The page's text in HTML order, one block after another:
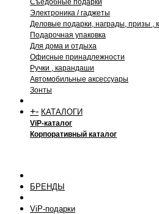
Съедобные подарки
Электроника / гаджеты
Деловые подарки, награды, призы ,
Подарочная упаковка
Для дома и отдыха
Офисные принадлежности
Ручки , карандаши
Автомобильные аксессуары
Зонты
+- КАТАЛОГИ
ViP-каталог
Корпоративный каталог
БРЕНДЫ
ViP-подарки